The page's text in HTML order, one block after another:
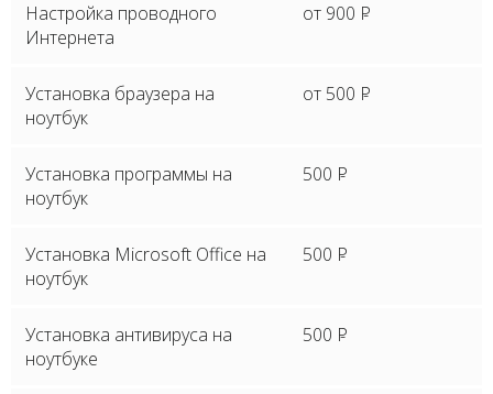
Настройка проводного
Интернета
от 900 P
Установка браузера на
ноутбук
от 500 P
Установка программы на
ноутбук
500 P
Установка Microsoft Office на
ноутбук
500 P
Установка антивируса на
ноутбуке
500 P